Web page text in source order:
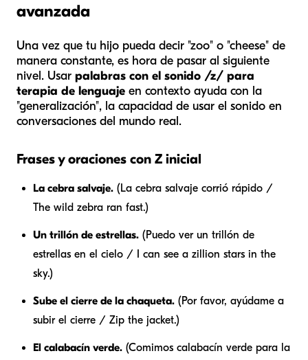
avanzada
Una vez que tu hijo pueda decir "zoo" o "cheese" de
manera constante, es hora de pasar al siguiente
nivel. Usar palabras con el sonido /z/ para
terapia de lenguaje en contexto ayuda con la
"generalización", la capacidad de usar el sonido en
conversaciones del mundo real.
Frases y oraciones con Z inicial
La cebra salvaje. (La cebra salvaje corrió rápido /
The wild zebra ran fast.)
Un trillón de estrellas. (Puedo ver un trillón de
estrellas en el cielo / I can see a zillion stars in the
sky.)
Sube el cierre de la chaqueta. (Por favor, ayúdame a
subir el cierre / Zip the jacket.)
El calabacín verde. (Comimos calabacín verde para la